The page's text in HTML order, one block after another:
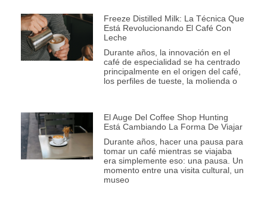
Freeze Distilled Milk: La Técnica Que
Está Revolucionando El Café Con
Leche
Durante años, la innovación en el
café de especialidad se ha centrado
principalmente en el origen del café,
los perfiles de tueste, la molienda o
El Auge Del Coffee Shop Hunting
Está Cambiando La Forma De Viajar
Durante años, hacer una pausa para
tomar un café mientras se viajaba
era simplemente eso: una pausa. Un
momento entre una visita cultural, un
museo